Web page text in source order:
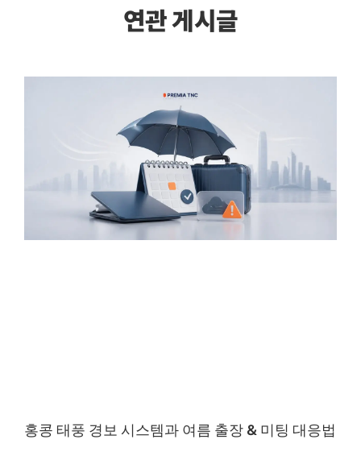
연관 게시글
홍콩 태풍 경보 시스템과 여름 출장 & 미팅 대응법